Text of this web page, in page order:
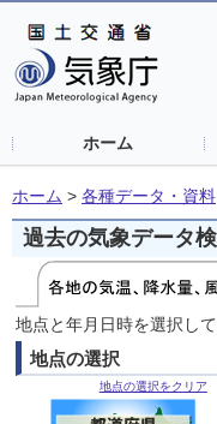
ホーム
ホーム > 各種データ・資料
過去の気象データ
地点と年月日時を選択し
地点の選択
地点の選択をクリア